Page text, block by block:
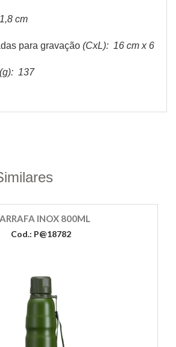
cm
para gravação (CxL): 16 cm x 6
(g): 137
INOX 800ML
Cod.: P@18782